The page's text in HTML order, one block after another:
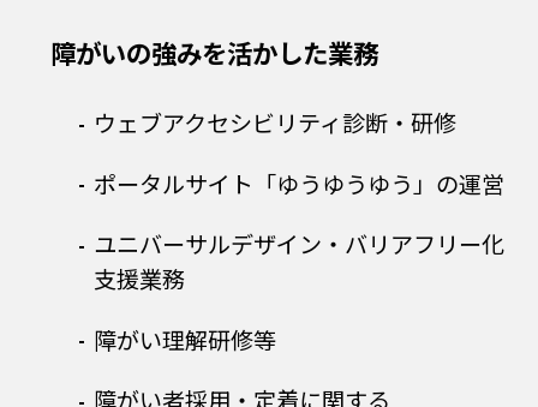
障がいの強みを活かした業務
ウェブアクセシビリティ診断・研修
ポータルサイト「ゆうゆうゆう」の運営
ユニバーサルデザイン・バリアフリー化
支援業務
障がい理解研修等
障がい者採用・定着に関する